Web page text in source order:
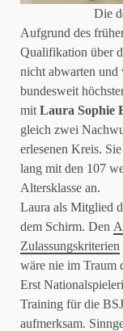
Die
Aufgrund des
Qualifikation über
nicht abwarten und
bundesweit
mit Laura Sophie
gleich zwei
erlesenen Kreis.
lang mit den 107
Altersklasse an.
Laura als Mitglied
dem Schirm. Den
Zulassungskriterien
wäre nie im Traum
Erst
Training für die
aufmerksam.